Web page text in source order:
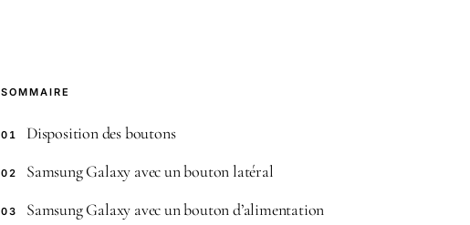
SOMMAIRE
01 Disposition des boutons
02 Samsung Galaxy avec un bouton latéral
03 Samsung Galaxy avec un bouton d’alimentation